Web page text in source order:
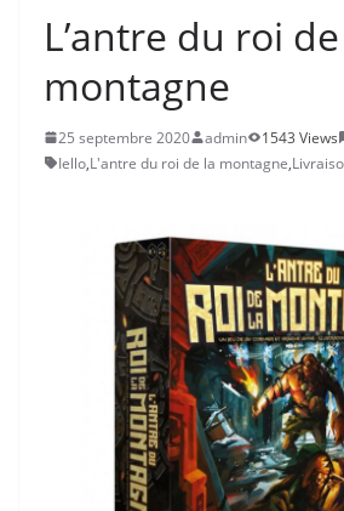
L’antre du roi
montagne
25 septembre 2020 admin 1543 Views
Iello,L'antre du roi de la montagne,